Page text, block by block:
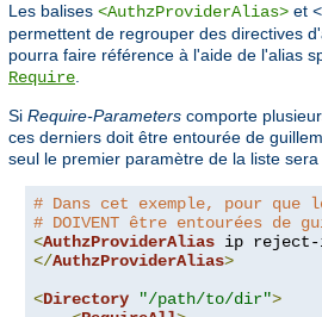
Les balises <AuthzProviderAlias> et
permettent de regrouper des directives
pourra faire référence à l'aide de l'alias
Require.
Si Require-Parameters comporte
ces derniers doit être entourée de
seul le premier paramètre de la liste
# Dans cet exemple, pour
# DOIVENT être entourées de
<AuthzProviderAlias ip reject-
</AuthzProviderAlias>
<Directory "/path/to/dir">